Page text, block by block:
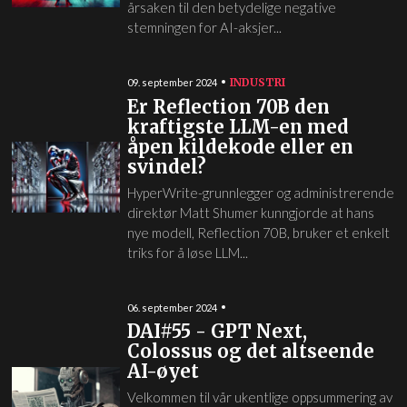
årsaken til den betydelige negative
stemningen for AI-aksjer...
09. september 2024 INDUSTRI
Er Reflection 70B den
kraftigste LLM-en med
åpen kildekode eller en
svindel?
HyperWrite-grunnlegger og administrerende
direktør Matt Shumer kunngjorde at hans
nye modell, Reflection 70B, bruker et enkelt
triks for å løse LLM...
06. september 2024
DAI#55 - GPT Next,
Colossus og det altseende
AI-øyet
Velkommen til vår ukentlige oppsummering av